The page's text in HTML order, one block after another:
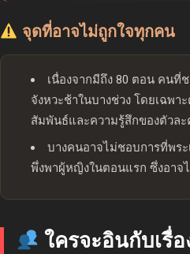
จุดที่อาจไม่ถูกใจทุกคน
เนื่องจากมีถึง 80 ตอน คนที่
จังหวะช้าในบางช่วง โดยเฉพา
สัมพันธ์และความรู้สึกของตัวละ
บางคนอาจไม่ชอบการที่พร
พึ่งพาผู้หญิงในตอนแรก ซึ่งอาจ
ใครจะอินกับเรื่